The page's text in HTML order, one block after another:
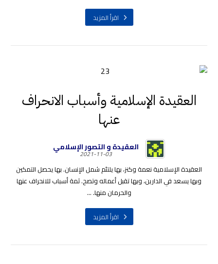
اقرأ المزيد
العقيدة الإسلامية وأسباب الانحراف
عنها
العقيدة و التصور الإسلامي
2021-11-03
العقيدة الإسلامية نعمة وكنز، بها يلتئم شمل الإنسان. بها يحصل التمكين
وبها يسعد في الدارين، وبها تقبل أعماله وتصح. ثمة أسباب للانحراف عنها
والحرمان منها. ...
اقرأ المزيد